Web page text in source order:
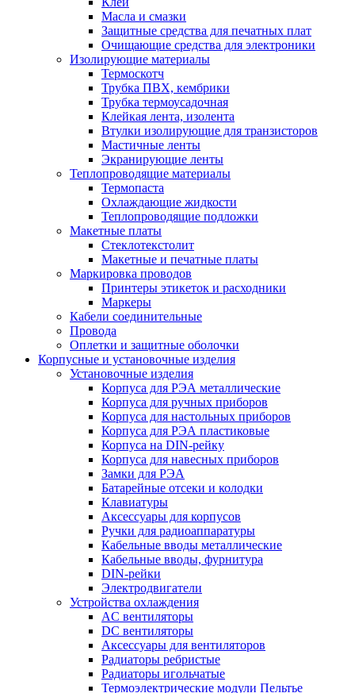
Масла и смазки
Защитные средства для печатных плат
Очищающие средства для электроники
Изолирующие материалы
Термоскотч
Трубка ПВХ, кембрики
Трубка термоусадочная
Клейкая лента, изолента
Втулки изолирующие для транзисторов
Мастичные ленты
Экранирующие ленты
Теплопроводящие материалы
Термопаста
Охлаждающие жидкости
Теплопроводящие подложки
Макетные платы
Стеклотекстолит
Макетные и печатные платы
Маркировка проводов
Принтеры этикеток и расходники
Маркеры
Кабели соединительные
Провода
Оплетки и защитные оболочки
Корпусные и установочные изделия
Установочные изделия
Корпуса для РЭА металлические
Корпуса для ручных приборов
Корпуса для настольных приборов
Корпуса для РЭА пластиковые
Корпуса на DIN-рейку
Корпуса для навесных приборов
Замки для РЭА
Батарейные отсеки и колодки
Клавиатуры
Аксессуары для корпусов
Ручки для радиоаппаратуры
Кабельные вводы металлические
Кабельные вводы, фурнитура
DIN-рейки
Электродвигатели
Устройства охлаждения
AC вентиляторы
DC вентиляторы
Аксессуары для вентиляторов
Радиаторы ребристые
Радиаторы игольчатые
Термоэлектрические модули Пельтье